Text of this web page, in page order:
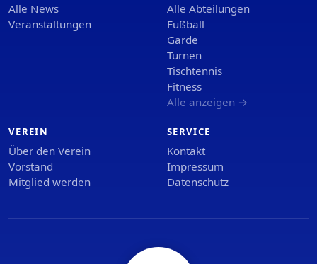
Alle News
Veranstaltungen
Alle Abteilungen
Fußball
Garde
Turnen
Tischtennis
Fitness
Alle anzeigen →
VEREIN
Über den Verein
Vorstand
Mitglied werden
SERVICE
Kontakt
Impressum
Datenschutz